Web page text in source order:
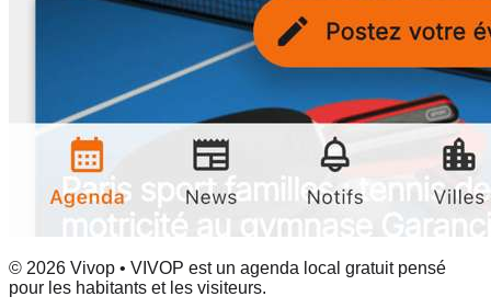
© 2026 Vivop • VIVOP est un agenda local gratuit pensé
pour les habitants et les visiteurs.